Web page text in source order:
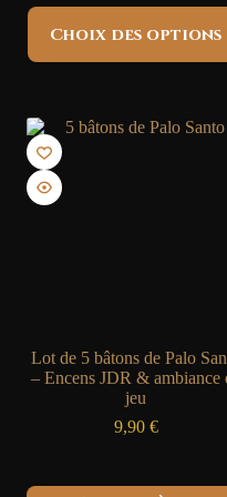
à
Choix des options
produit
options
Lot de 5 bâtons de Palo
– Encens JDR & ambiance
jeu
9,90 €